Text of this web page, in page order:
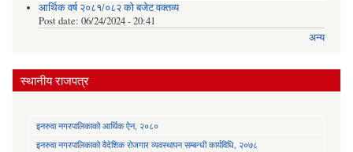
आर्थिक वर्ष २०८१/०८२ को बजेट वक्तव्य
Post date: 06/24/2024 - 20:41
अन्य
स्थानीय राजपत्र
इनरुवा नगरपालिकाको आर्थिक ऐन, २०८०
इनरुवा नगरपालिकाको वैदेशिक रोजगार व्यवस्थापन सम्बन्धी कार्यविधि, २०७८